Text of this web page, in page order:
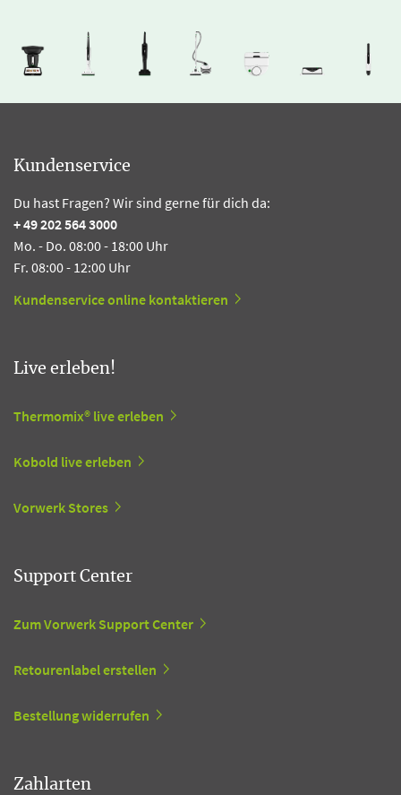
Kundenservice
Du hast Fragen? Wir sind gerne für dich da:
+ 49 202 564 3000
Mo. - Do. 08:00 - 18:00 Uhr
Fr. 08:00 - 12:00 Uhr
Kundenservice online kontaktieren
Live erleben!
Thermomix® live erleben
Kobold live erleben
Vorwerk Stores
Support Center
Zum Vorwerk Support Center
Retourenlabel erstellen
Bestellung widerrufen
Zahlarten